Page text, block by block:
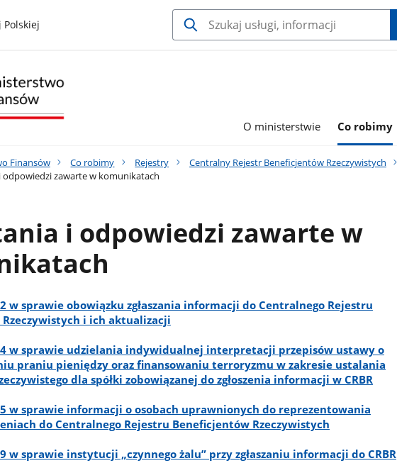
Polskiej
O ministerstwie Co robimy
Finansów Co robimy Rejestry Centralny Rejestr Beneficjentów Rzeczywistych
odpowiedzi zawarte w komunikatach
i odpowiedzi zawarte w
w sprawie obowiązku zgłaszania informacji do Centralnego Rejestru
i ich aktualizacji
w sprawie udzielania indywidualnej interpretacji przepisów ustawy o
praniu pieniędzy oraz finansowaniu terroryzmu w zakresie ustalania
dla spółki zobowiązanej do zgłoszenia informacji w CRBR
w sprawie informacji o osobach uprawnionych do reprezentowania
do Centralnego Rejestru Beneficjentów Rzeczywistych
w sprawie instytucji „czynnego żalu” przy zgłaszaniu informacji do CRBR